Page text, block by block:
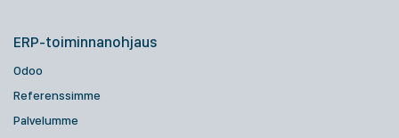
ERP-toiminnanohjaus
Odoo
Referenssimme
Palvelumme